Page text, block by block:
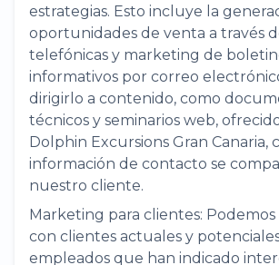
estrategias. Esto incluye la
oportunidades de venta a través
telefónicas y marketing de
informativos por correo
dirigirlo a contenido, como
técnicos y seminarios web,
Dolphin Excursions Gran Canaria,
información de contacto se
nuestro cliente.
Marketing para clientes:
con clientes actuales y
empleados que han indicado